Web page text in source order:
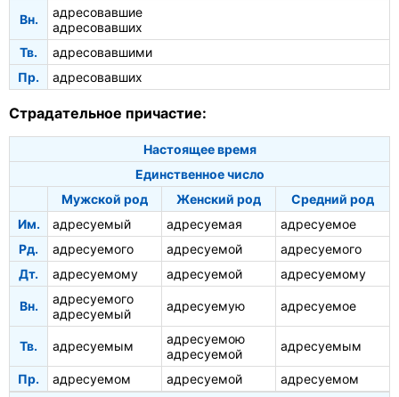
Вн.
адресовавшие
адресовавших
Тв.
адресовавшими
Пр.
адресовавших
Страдательное причастие:
Настоящее время
Единственное число
Мужской род
Женский род
Средний род
Им.
адресуемый адресуемая
адресуемое
Рд.
адресуемого адресуемой
адресуемого
Дт.
адресуемому адресуемой адресуемому
Вн.
адресуемого
адресуемый
адресуемую адресуемое
Тв. адресуемым
адресуемою
адресуемой
адресуемым
Пр. адресуемом адресуемой адресуемом